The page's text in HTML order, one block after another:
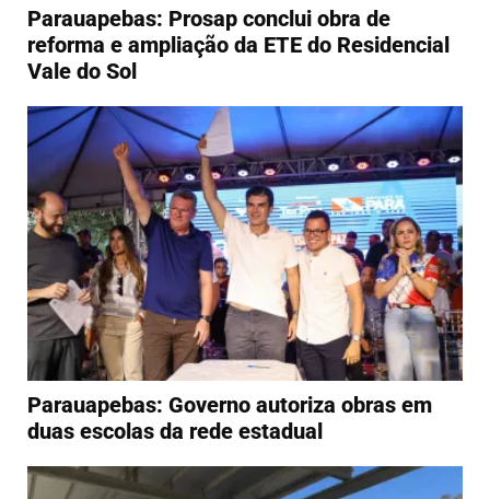
Parauapebas: Prosap conclui obra de
reforma e ampliação da ETE do Residencial
Vale do Sol
Parauapebas: Governo autoriza obras em
duas escolas da rede estadual